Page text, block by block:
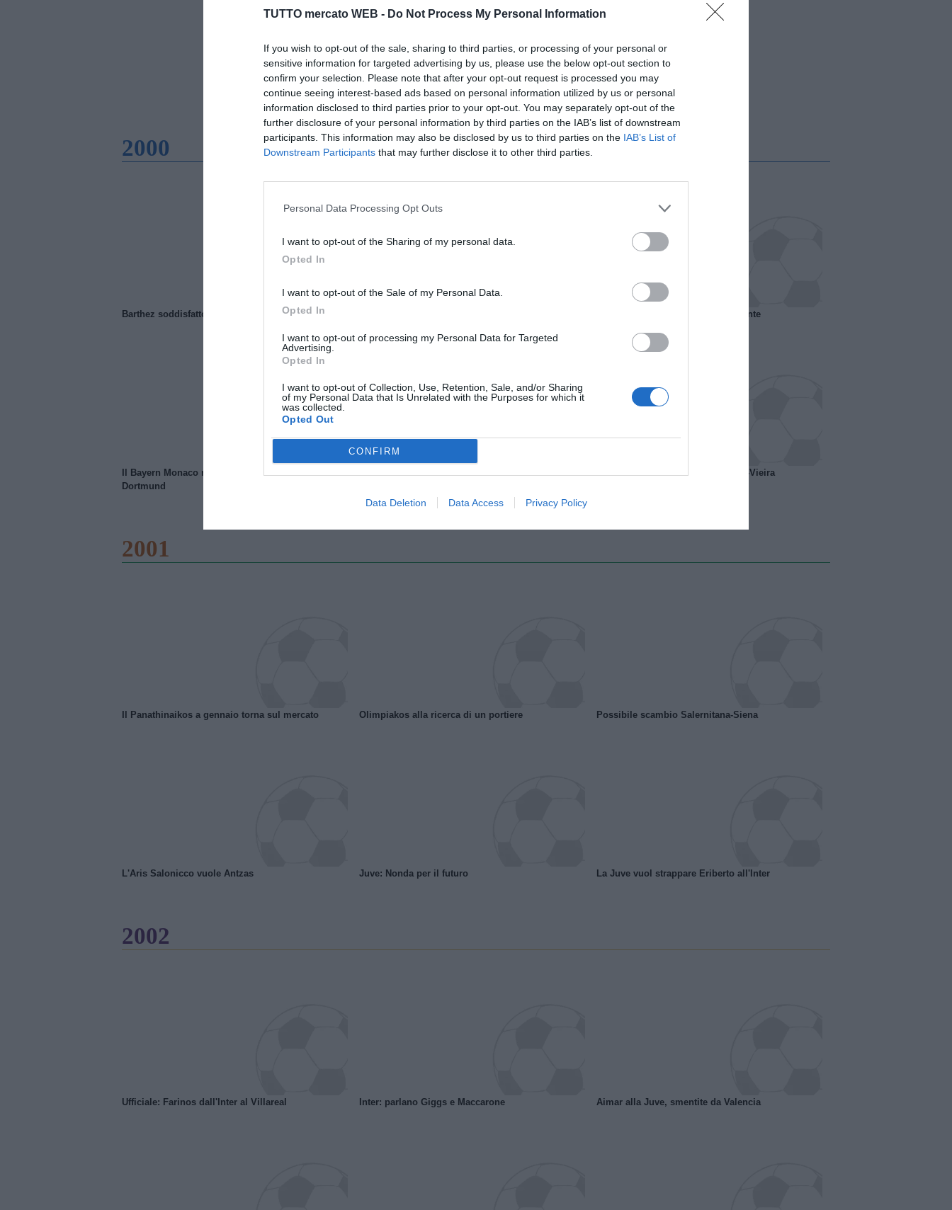
TUTTO mercato WEB - Do Not Process My Personal Information
If you wish to opt-out of the sale, sharing to third parties, or processing of your personal or
sensitive information for targeted advertising by us, please use the below opt-out section to
confirm your selection. Please note that after your opt-out request is processed you may
continue seeing interest-based ads based on personal information utilized by us or personal
information disclosed to third parties prior to your opt-out. You may separately opt-out of the
further disclosure of your personal information by third parties on the IAB’s list of downstream
participants. This information may also be disclosed by us to third parties on the IAB’s List of
Downstream Participants that may further disclose it to other third parties.
Personal Data Processing Opt Outs
I want to opt-out of the Sharing of my personal data.
Opted In
I want to opt-out of the Sale of my Personal Data.
Opted In
I want to opt-out of processing my Personal Data for Targeted
Advertising.
Opted In
I want to opt-out of Collection, Use, Retention, Sale, and/or Sharing
of my Personal Data that Is Unrelated with the Purposes for which it
was collected.
Opted Out
CONFIRM
Data Deletion Data Access Privacy Policy
2000
Barthez soddisfatto del Manchester United Francia, il Marsiglia senza presidente
Il Bayern Monaco ridimensiona il Borussia
Dortmund
A gennaio ipotesi scambio Davids-Vieira
2001
Il Panathinaikos a gennaio torna sul mercato Olimpiakos alla ricerca di un portiere Possibile scambio Salernitana-Siena
L'Aris Salonicco vuole Antzas Juve: Nonda per il futuro La Juve vuol strappare Eriberto all'Inter
2002
Ufficiale: Farinos dall'Inter al Villareal Inter: parlano Giggs e Maccarone Aimar alla Juve, smentite da Valencia